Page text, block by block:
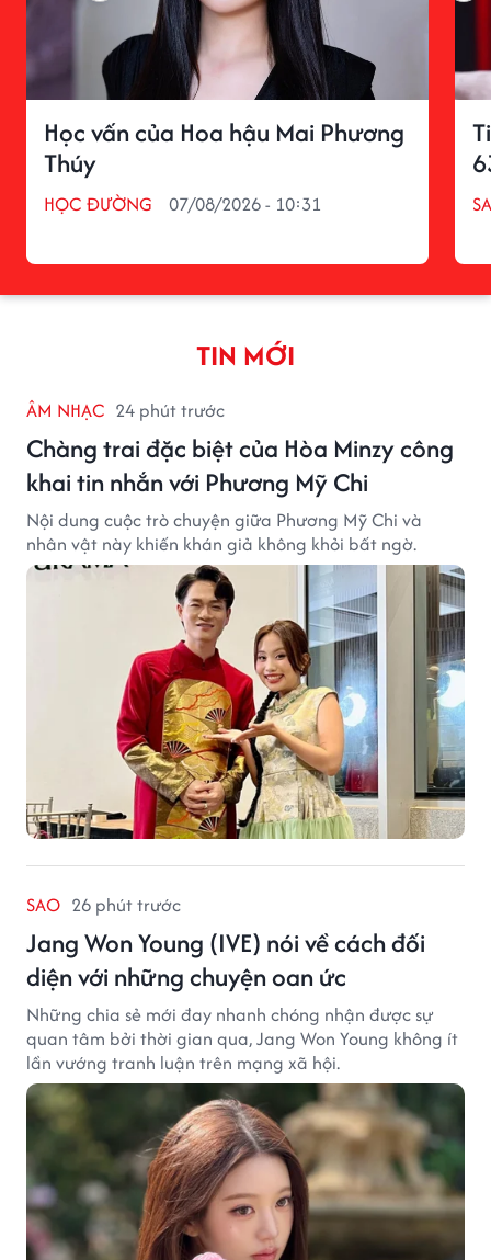
Học vấn của Hoa hậu Mai Phương
Thúy
HỌC ĐƯỜNG 07/08/2026 - 10:31
TIN MỚI
ÂM NHẠC 24 phút trước
Chàng trai đặc biệt của Hòa Minzy công
khai tin nhắn với Phương Mỹ Chi
Nội dung cuộc trò chuyện giữa Phương Mỹ Chi và
nhân vật này khiến khán giả không khỏi bất ngờ.
SAO 26 phút trước
Jang Won Young (IVE) nói về cách đối
diện với những chuyện oan ức
Những chia sẻ mới đay nhanh chóng nhận được sự
quan tâm bởi thời gian qua, Jang Won Young không ít
lần vướng tranh luận trên mạng xã hội.